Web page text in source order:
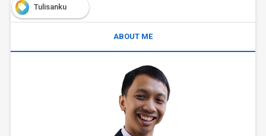
Tulisanku
ABOUT ME